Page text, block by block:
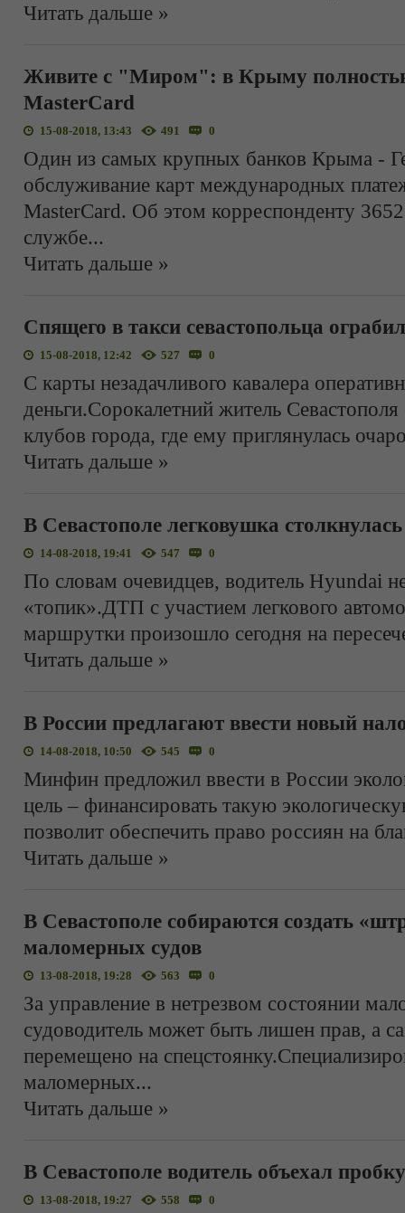
Читать дальше »
Живите с "Миром": в Крыму полностью
MasterCard
15-08-2018, 13:43 491 0
Один из самых крупных банков Крыма -
обслуживание карт международных
MasterCard. Об этом корреспонденту
службе...
Читать дальше »
Спящего в такси севастопольца
15-08-2018, 12:42 527 0
С карты незадачливого кавалера
деньги.Сорокалетний житель
клубов города, где ему приглянулась
Читать дальше »
В Севастополе легковушка
14-08-2018, 19:41 547 0
По словам очевидцев, водитель Hyundai
«топик».ДТП с участием легкового
маршрутки произошло сегодня на
Читать дальше »
В России предлагают ввести новый
14-08-2018, 10:50 545 0
Минфин предложил ввести в России
цель – финансировать такую
позволит обеспечить право россиян на
Читать дальше »
В Севастополе собираются создать
маломерных судов
13-08-2018, 19:28 563 0
За управление в нетрезвом состоянии
судоводитель может быть лишен прав, а
перемещено на
маломерных...
Читать дальше »
В Севастополе водитель объехал
13-08-2018, 19:27 558 0